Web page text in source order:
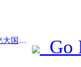
Prev:孫イェリ文化観光大臣：観光大国の建設を推進し、質の高い観光商品の供給を充実させる。
Go